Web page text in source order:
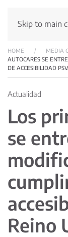
Skip to main
HOME MEDIA
AUTOCARES SE
DE ACCESIBILIDAD
Actualidad
Los
se
Reino